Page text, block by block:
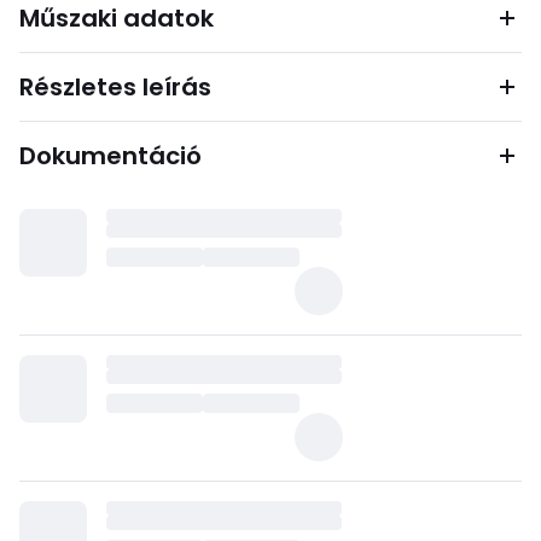
Műszaki adatok
Részletes leírás
Dokumentáció